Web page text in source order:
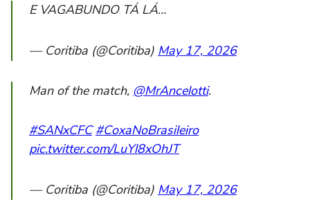
E VAGABUNDO TÁ LÁ…
— Coritiba (@Coritiba) May 17, 2026
Man of the match, @MrAncelotti.
#SANxCFC #CoxaNoBrasileiro
pic.twitter.com/LuYl8xOhJT
— Coritiba (@Coritiba) May 17, 2026